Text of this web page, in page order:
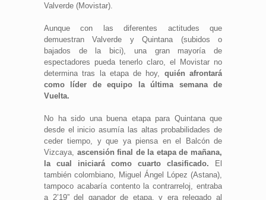
Valverde (Movistar).
Aunque con las diferentes actitudes que
demuestran Valverde y Quintana (subidos o
bajados de la bici), una gran mayoría de
espectadores pueda tenerlo claro, el Movistar no
determina tras la etapa de hoy, quién afrontará
como líder de equipo la última semana de
Vuelta.
No ha sido una buena etapa para Quintana que
desde el inicio asumía las altas probabilidades de
ceder tiempo, y que ya piensa en el Balcón de
Vizcaya, ascensión final de la etapa de mañana,
la cual iniciará como cuarto clasificado. El
también colombiano, Miguel Ángel López (Astana),
tampoco acabaría contento la contrarreloj, entraba
a 2’19” del ganador de etapa, y era relegado al